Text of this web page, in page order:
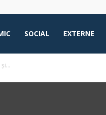
SOCIAL EXTERNE